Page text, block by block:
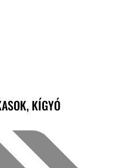
KÍGYÓ